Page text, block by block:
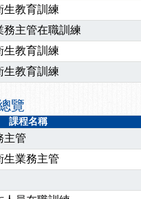
中和核心職能系列課程資訊
年製造業危害預防職場安衛
應颱風來襲，若遇停班停課消
】06/03-06/08堆高機課程，政
人員】開課囉
風假11/12停班停課
應颱風來襲，若遇停班停課消
年，課程意見蒐集~
格式百百種？專業講師帶您
應颱風來襲，若遇停班停課消
風假114/07/07停班停課
生教育訓練
務主管在職訓練
生教育訓練
生教育訓練
覽
課程名稱
主管
生業務主管